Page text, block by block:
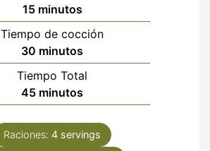
15minutos
minutos
Tiempo de cocción
30 minutos
minutos
Tiempo Total
45minutos
minutos
Raciones: 4 servings